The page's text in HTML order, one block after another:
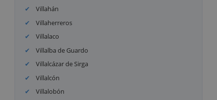
Villahán
Villaherreros
Villalaco
Villalba de Guardo
Villalcázar de Sirga
Villalcón
Villalobón